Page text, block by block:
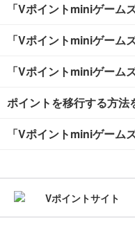
「Vポイントminiゲーム
「Vポイントminiゲーム
「Vポイントminiゲーム
ポイントを移行する方法
「Vポイントminiゲーム